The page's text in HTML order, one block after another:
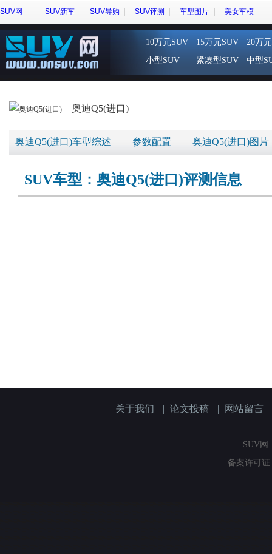
SUV网 SUV新车 SUV导购 SUV评测 车型图片 美女车模
10万元SUV 15万元SUV
20万
小型SUV
紧凑型SUV 中型
奥迪Q5(进口)
奥迪Q5(进口)车型综述 参数配置 奥迪Q5(进口)图片
SUV车型：奥迪Q5(进口)评测信息
关于我们 | 论文投稿 | 网站留言
SUV网
备案许可证